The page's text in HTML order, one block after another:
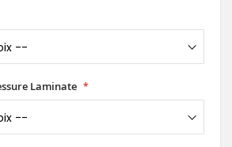
Laminate